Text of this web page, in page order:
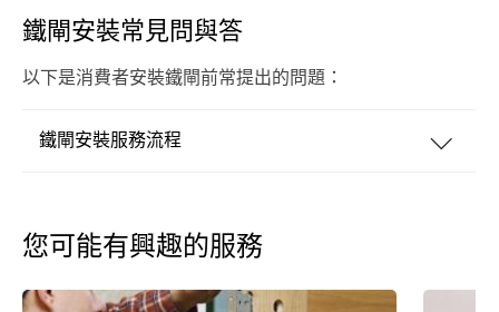
鐵閘安裝常見問與答
以下是消費者安裝鐵閘前常提出的問題：
鐵閘安裝服務流程
您可能有興趣的服務